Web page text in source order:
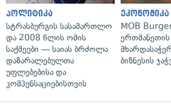
პოლიტიკა
სტრასბურგის სასამართლო
და 2008 წლის ომის
საქმეები — საიას ბრძოლა
დაზარალებულთა
უფლებებისა და
კომპენსაციებისთვის
ეკონომიკა
MOB
ერთმანეთის
ბიზნესის